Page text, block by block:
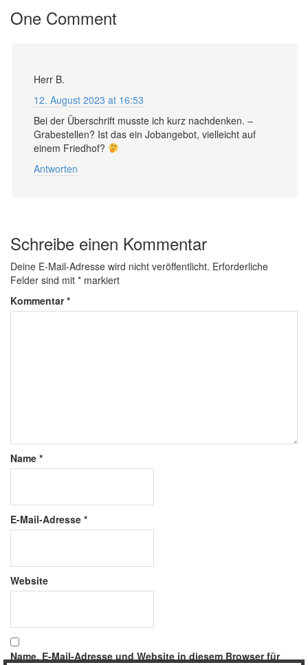
One Comment
Herr B.
12. August 2023 at 16:53
Bei der Überschrift musste ich kurz nachdenken. –
Grabestellen? Ist das ein Jobangebot, vielleicht auf
einem Friedhof?
Antworten
Schreibe einen Kommentar
Deine E-Mail-Adresse wird nicht veröffentlicht. Erforderliche
Felder sind mit * markiert
Kommentar*
Name *
E-Mail-Adresse *
Website
Name, E-Mail-Adresse und Website in diesem Browser für